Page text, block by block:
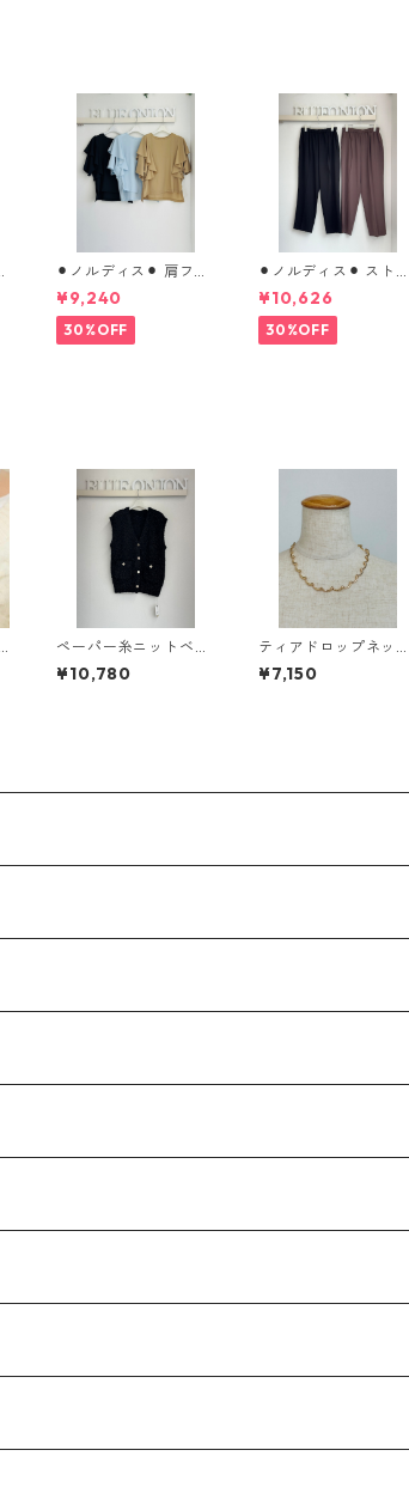
⚫︎ノルディス⚫︎ 肩フリ
ルTeeブラウス （set
up対応） 610- 85064
cloche
¥9,240
30%OFF
⚫︎ノルディス⚫︎ ストレ
ッチシフォンテーパー
ドパンツ 80268310 di
gnitecollier
¥10,626
30%OFF
ペーパー糸ニットベス
ト 652 - 85516 cloche
¥10,780
ティアドロップネック
レス C42510034 Not
hing And Others
¥7,150